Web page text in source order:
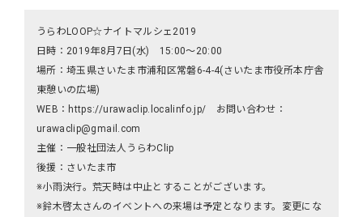
うらわLOOP☆ナイトマルシェ2019
日時：2019年8月7日(水) 15:00～20:00
場所：埼玉県さいたま市浦和区常磐6-4-4(さいたま市役所本庁舎
東憩いの広場)
WEB：https://urawaclip.localinfo.jp/ お問い合わせ：
urawaclip@gmail.com
主催：一般社団法人うらわClip
後援：さいたま市
※小雨決行。荒天時は中止とすることがございます。
※鈴木啓太さんのイベントへの来場は予定となります。変更にな